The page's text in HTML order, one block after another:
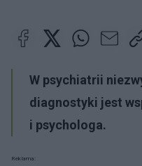
W psychiatrii
diagnostyki jest
i psychologa.
Reklama: